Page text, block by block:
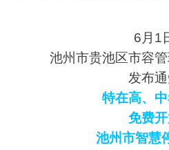
6月1
池州市贵池区市容
发布
特在高、
免费
池州市智慧